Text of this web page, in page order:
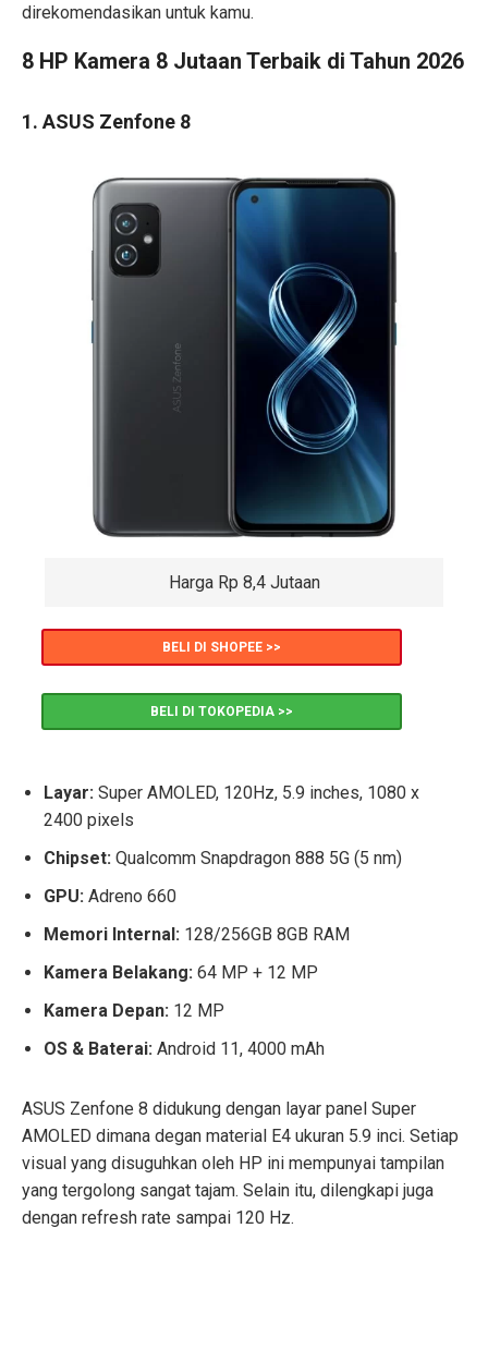
direkomendasikan untuk kamu.
8 HP Kamera 8 Jutaan Terbaik di Tahun 2026
1. ASUS Zenfone 8
Harga Rp 8,4 Jutaan
BELI DI SHOPEE >>
BELI DI TOKOPEDIA >>
Layar: Super AMOLED, 120Hz, 5.9 inches, 1080 x
2400 pixels
Chipset: Qualcomm Snapdragon 888 5G (5 nm)
GPU: Adreno 660
Memori Internal: 128/256GB 8GB RAM
Kamera Belakang: 64 MP + 12 MP
Kamera Depan: 12 MP
OS & Baterai: Android 11, 4000 mAh
ASUS Zenfone 8 didukung dengan layar panel Super
AMOLED dimana degan material E4 ukuran 5.9 inci. Setiap
visual yang disuguhkan oleh HP ini mempunyai tampilan
yang tergolong sangat tajam. Selain itu, dilengkapi juga
dengan refresh rate sampai 120 Hz.